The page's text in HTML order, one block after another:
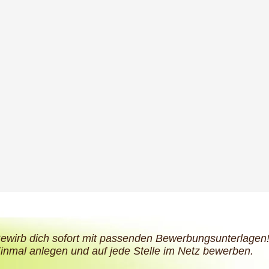
dich sofort mit passenden Bewerbungsunterlagen!
anlegen und auf jede Stelle im Netz bewerben.